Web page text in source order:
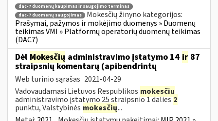
dac-7 duomenų kaupimas ir saugojimo terminas
dac-7 duomenų saugojimas
Mokesčių žinyno kategorijos:
Prašymai, pažymos ir mokėjimo duomenys » Duomenų
teikimas VMI » Platformų operatorių duomenų teikimas
(DAC7)
Dėl Mokesčių administravimo įstatymo 14 ir 87
straipsnių komentarų (apibendrintų
Web turinio sąrašas 2021-04-29
Vadovaudamasi Lietuvos Respublikos mokesčių
administravimo įstatymo 25 straipsnio 1 dalies2
punktu, Valstybinės mokesčių...